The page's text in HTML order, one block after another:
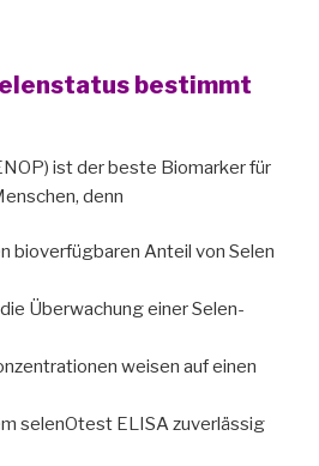
bestimmt
ist der beste Biomarker für
denn
bioverfügbaren Anteil von Selen
Überwachung einer Selen-
weisen auf einen
selenOtest ELISA zuverlässig